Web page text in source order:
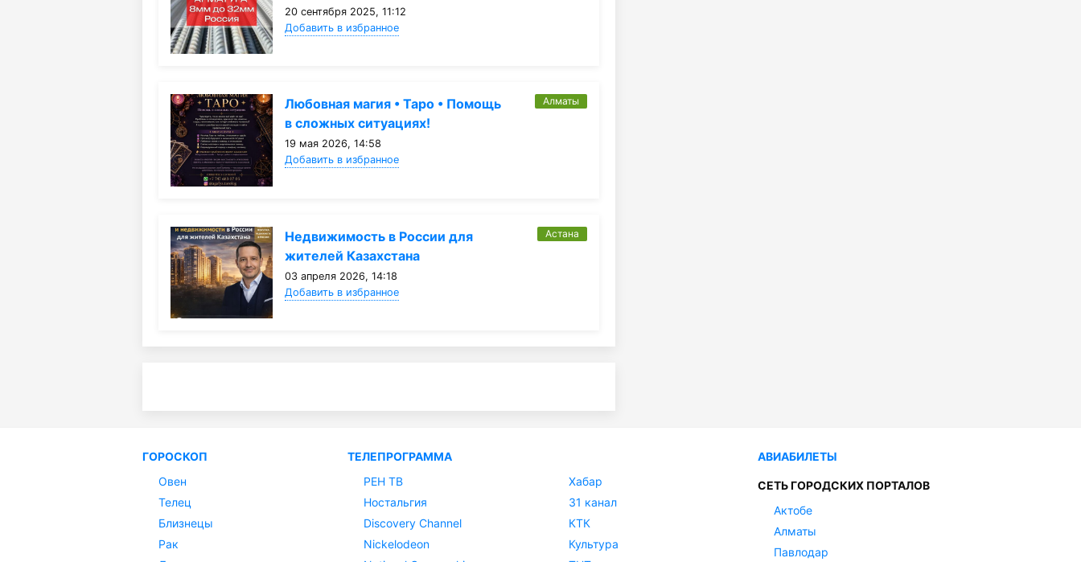
20 сентября 2025, 11:12
Добавить в избранное
Любовная магия • Таро • Помощь
в сложных ситуациях!
19 мая 2026, 14:58
Добавить в избранное
Алматы
Недвижимость в России для
жителей Казахстана
03 апреля 2026, 14:18
Добавить в избранное
Астана
ГОРОСКОП
Овен
Телец
Близнецы
Рак
ТЕЛЕПРОГРАММА
РЕН ТВ
Ностальгия
Discovery Channel
Nickelodeon
Хабар
31 канал
КТК
Культура
АВИАБИЛЕТЫ
СЕТЬ ГОРОДСКИХ ПОРТАЛОВ
Актобе
Алматы
Павлодар